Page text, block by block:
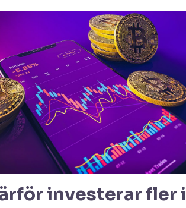
investerar fler i